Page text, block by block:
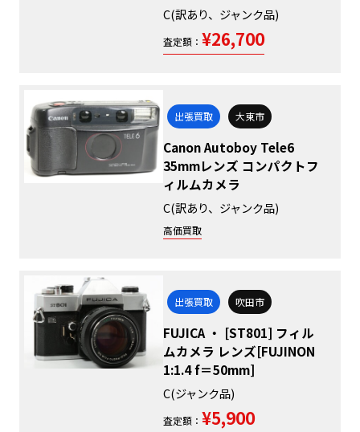
C(訳あり、ジャンク品)
査定額： ¥26,700
出張買取 大東市
Canon Autoboy Tele6
35mmレンズ コンパクトフ
ィルムカメラ
C(訳あり、ジャンク品)
高価買取
出張買取 吹田市
FUJICA ・ [ST801] フィル
ムカメラ レンズ[FUJINON
1:1.4 f＝50mm]
C(ジャンク品)
査定額： ¥5,900